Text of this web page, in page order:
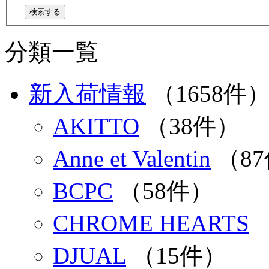
分類一覧
新入荷情報 （1658件
AKITTO （38件）
Anne et Valentin （
BCPC （58件）
CHROME HEARTS
DJUAL （15件）